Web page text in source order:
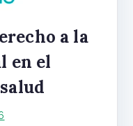
a la
en el